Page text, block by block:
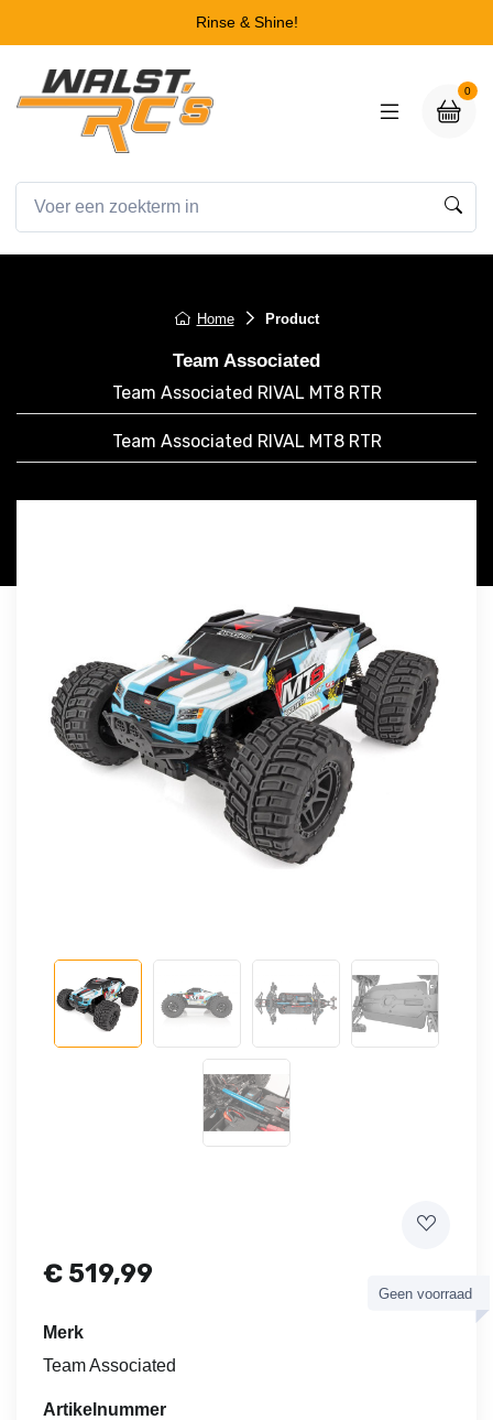
Rinse & Shine!
0
Home Product
Team Associated
Team Associated RIVAL MT8 RTR
Team Associated RIVAL MT8 RTR
€ 519,99
Geen voorraad
Merk
Team Associated
Artikelnummer